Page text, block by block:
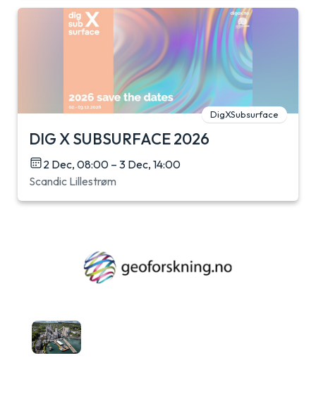
DigXSubsurface
DIG X SUBSURFACE 2026
2 Dec, 08:00 – 3 Dec, 14:00
Scandic Lillestrøm